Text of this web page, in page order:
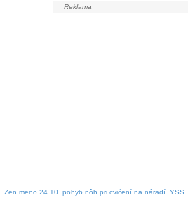
Zen meno 24.10 pohyb nôh pri cvičení na náradí YSS